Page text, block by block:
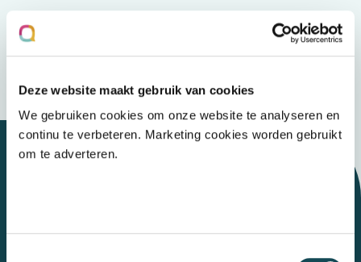
Deze website maakt gebruik van cookies
We gebruiken cookies om onze website te analyseren en
continu te verbeteren. Marketing cookies worden gebruikt
om te adverteren.